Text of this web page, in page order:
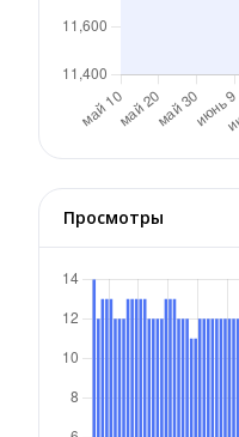
Просмотры